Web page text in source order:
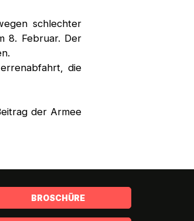
schlechter
8. Februar. Der
die
der Armee
BROSCHÜRE